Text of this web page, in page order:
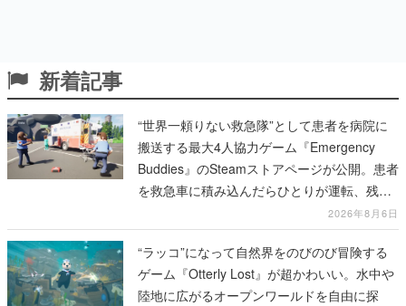
新着記事
“世界一頼りない救急隊”として患者を病院に
搬送する最大4人協力ゲーム『Emergency
Buddies』のSteamストアページが公開。患者
を救急車に積み込んだらひとりが運転、残り
2026年8月6日
“ラッコ”になって自然界をのびのび冒険する
ゲーム『Otterly Lost』が超かわいい。水中や
陸地に広がるオープンワールドを自由に探